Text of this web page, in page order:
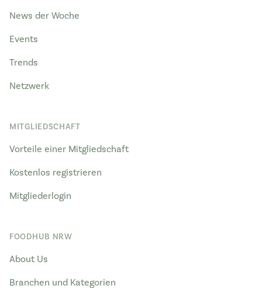
News der Woche
Events
Trends
Netzwerk
MITGLIEDSCHAFT
Vorteile einer Mitgliedschaft
Kostenlos registrieren
Mitgliederlogin
FOODHUB NRW
About Us
Branchen und Kategorien